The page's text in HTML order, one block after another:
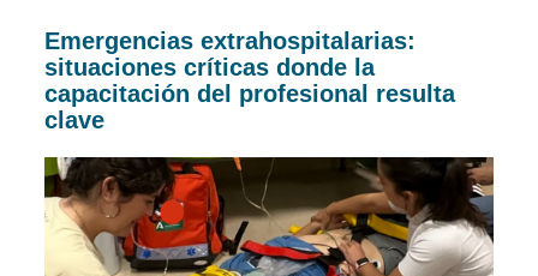
Emergencias extrahospitalarias:
situaciones críticas donde la
capacitación del profesional resulta
clave